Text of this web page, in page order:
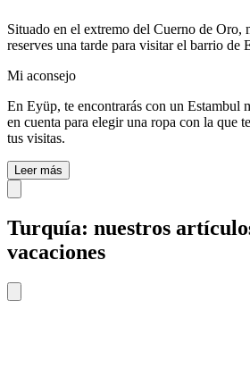
Situado en el extremo del Cuerno de Oro,
reserves una tarde para visitar el barrio de
Mi aconsejo
En Eyüp, te encontrarás con un Estambul
en cuenta para elegir una ropa con la que
tus visitas.
Leer más
Turquía: nuestros
vacaciones